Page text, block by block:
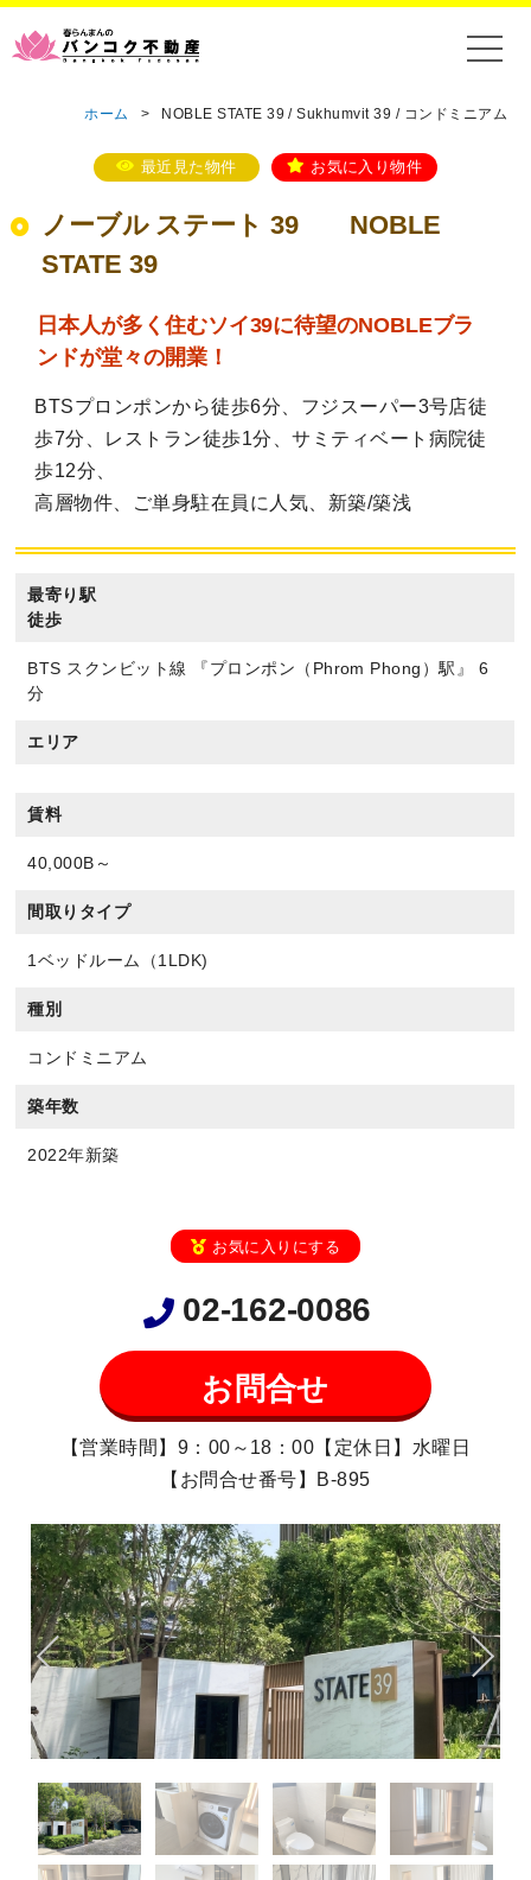
ホーム > NOBLE STATE 39 / Sukhumvit 39 / コンドミニアム
最近見た物件 お気に入り物件
ノーブル ステート 39 NOBLE
STATE 39
日本人が多く住むソイ39に待望のNOBLEブラ
ンドが堂々の開業！
BTSプロンポンから徒歩6分、フジスーパー3号店徒
歩7分、レストラン徒歩1分、サミティベート病院徒
歩12分、
高層物件、ご単身駐在員に人気、新築/築浅
最寄り駅
徒歩
BTS スクンビット線 『プロンポン（Phrom Phong）駅』 6
分
エリア
賃料
40,000B～
間取りタイプ
1ベッドルーム（1LDK)
種別
コンドミニアム
築年数
2022年新築
お気に入りにする
02-162-0086
お問合せ
【営業時間】9：00～18：00【定休日】水曜日
【お問合せ番号】B-895